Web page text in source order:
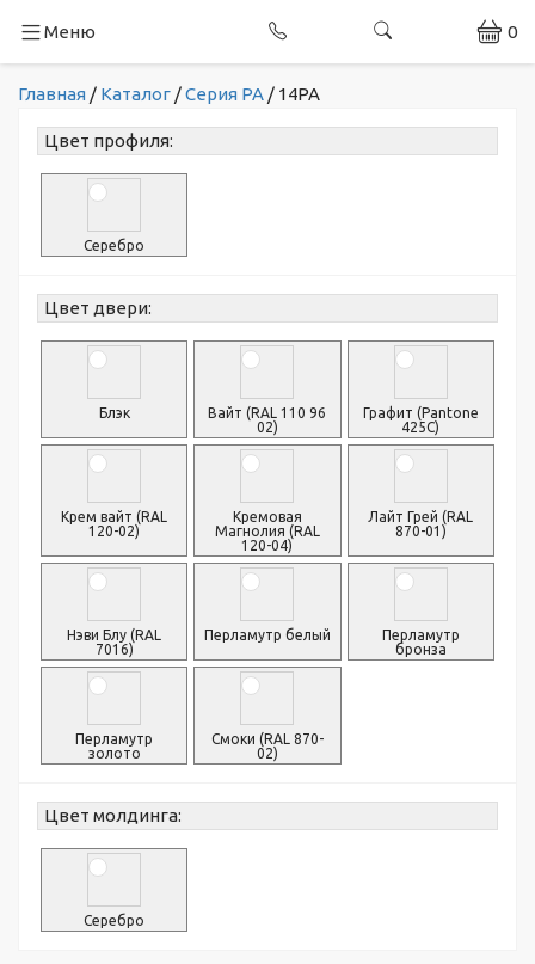
Меню 0
Главная / Каталог /Серия PA / 14PA
Цвет профиля:
Серебро
Цвет двери:
Блэк
Вайт (RAL 110 96
02)
Графит (Pantone
425С)
Крем вайт (RAL
120-02)
Кремовая
Магнолия (RAL
120-04)
Лайт Грей (RAL
870-01)
Нэви Блу (RAL
7016)
Перламутр белый
Перламутр
бронза
Перламутр
золото
Смоки (RAL 870-
02)
Цвет молдинга:
Серебро